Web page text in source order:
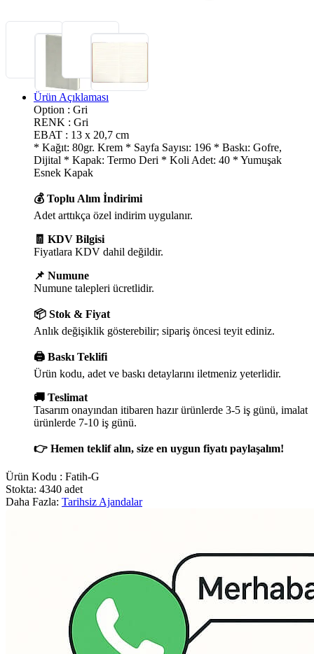
Ürün Açıklaması
Option : Gri
RENK : Gri
EBAT : 13 x 20,7 cm
* Kağıt: 80gr. Krem * Sayfa Sayısı: 196 * Baskı: Gofre,
Dijital * Kapak: Termo Deri * Koli Adet: 40 * Yumuşak
Esnek Kapak
💰 Toplu Alım İndirimi
Adet arttıkça özel indirim uygulanır.
🧾 KDV Bilgisi
Fiyatlara KDV dahil değildir.
📌 Numune
Numune talepleri ücretlidir.
📦 Stok & Fiyat
Anlık değişiklik gösterebilir; sipariş öncesi teyit ediniz.
🖨️ Baskı Teklifi
Ürün kodu, adet ve baskı detaylarını iletmeniz yeterlidir.
🚚 Teslimat
Tasarım onayından itibaren hazır ürünlerde 3-5 iş günü, imalat
ürünlerde 7-10 iş günü.
👉 Hemen teklif alın, size en uygun fiyatı paylaşalım!
Ürün Kodu : Fatih-G
Stokta: 4340 adet
Daha Fazla: Tarihsiz Ajandalar